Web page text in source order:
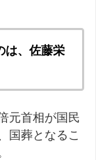
は、佐藤栄
元首相が国民
国葬となるこ